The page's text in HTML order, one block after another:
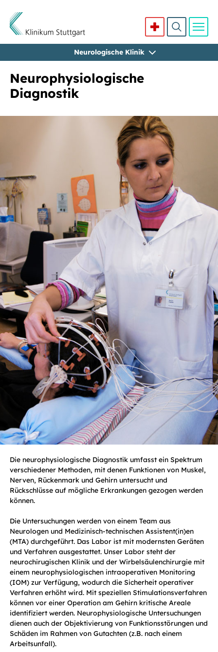
Neurologische Klinik
Neurophysiologische
Diagnostik
Die neurophysiologische Diagnostik umfasst ein Spektrum
verschiedener Methoden, mit denen Funktionen von Muskel,
Nerven, Rückenmark und Gehirn untersucht und
Rückschlüsse auf mögliche Erkrankungen gezogen werden
können.
Die Untersuchungen werden von einem Team aus
Neurologen und Medizinisch-technischen Assistent(in)en
(MTA) durchgeführt. Das Labor ist mit modernsten Geräten
und Verfahren ausgestattet. Unser Labor steht der
neurochirugischen Klinik und der Wirbelsäulenchirurgie mit
einem neurophysiologischen intraoperativen Monitoring
(IOM) zur Verfügung, wodurch die Sicherheit operativer
Verfahren erhöht wird. Mit speziellen Stimulationsverfahren
können vor einer Operation am Gehirn kritische Areale
identifiziert werden. Neurophysiologische Untersuchungen
dienen auch der Objektivierung von Funktionsstörungen und
Schäden im Rahmen von Gutachten (z.B. nach einem
Arbeitsunfall).